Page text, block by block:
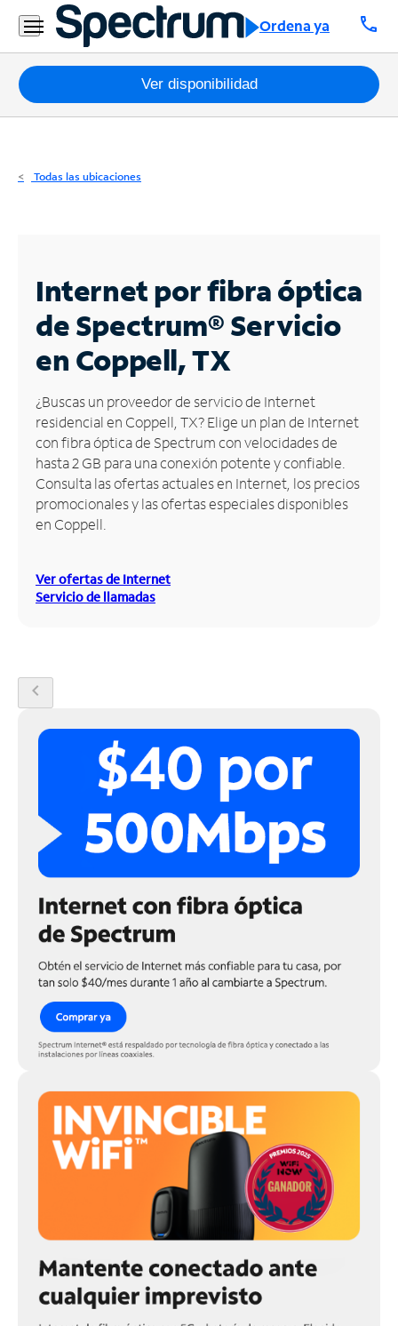
Ordena ya call
Residencial
Business
Paquetes
Internet
Business
Contáctanos
Inglés
Administrar
cuenta
Encuentra
una
tienda
Ver disponibilidad
Todas las ubicaciones
Internet por fibra óptica
de Spectrum®Servicio
en Coppell, TX
¿Buscas un proveedor de servicio de Internet
residencial en Coppell, TX? Elige un plan de Internet
con fibra óptica de Spectrum con velocidades de
hasta 2 GB para una conexión potente y confiable.
Consulta las ofertas actuales en Internet, los precios
promocionales y las ofertas especiales disponibles
en Coppell.
Ver ofertas de Internet
Servicio de llamadas
chevron_left